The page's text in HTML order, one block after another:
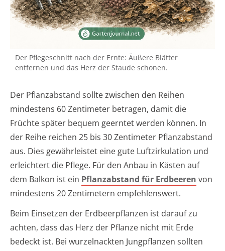
Der Pflegeschnitt nach der Ernte: Äußere Blätter
entfernen und das Herz der Staude schonen.
Der Pflanzabstand sollte zwischen den Reihen
mindestens 60 Zentimeter betragen, damit die
Früchte später bequem geerntet werden können. In
der Reihe reichen 25 bis 30 Zentimeter Pflanzabstand
aus. Dies gewährleistet eine gute Luftzirkulation und
erleichtert die Pflege. Für den Anbau in Kästen auf
dem Balkon ist ein Pflanzabstand für Erdbeeren von
mindestens 20 Zentimetern empfehlenswert.
Beim Einsetzen der Erdbeerpflanzen ist darauf zu
achten, dass das Herz der Pflanze nicht mit Erde
bedeckt ist. Bei wurzelnackten Jungpflanzen sollten